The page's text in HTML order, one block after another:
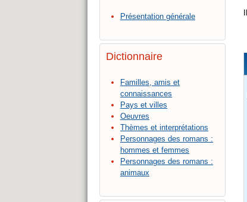
Présentation générale
Dictionnaire
Familles, amis et
connaissances
Pays et villes
Oeuvres
Thèmes et interprétations
Personnages des romans :
hommes et femmes
Personnages des romans :
animaux